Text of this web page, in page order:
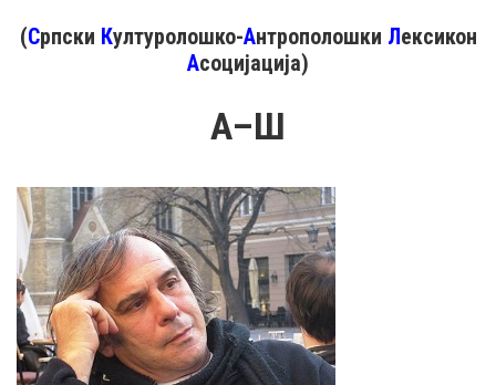
(Српски Културолошко-Антрополошки Лексикон
Асоцијација)
А–Ш